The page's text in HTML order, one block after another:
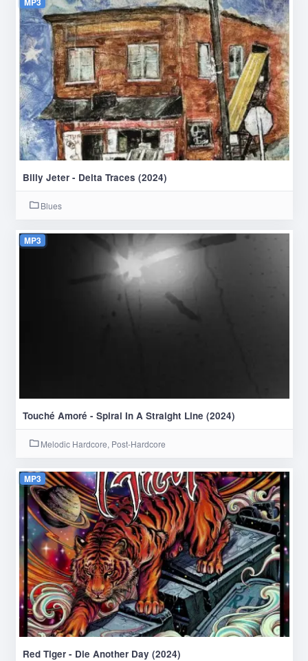
Billy Jeter - Delta Traces (2024)
Blues
MP3
Touché Amoré - Spiral In A Straight Line (2024)
Melodic Hardcore, Post-Hardcore
MP3
Red Tiger - Die Another Day (2024)